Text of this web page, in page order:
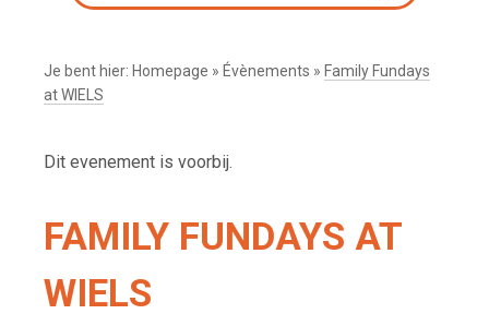
Je bent hier: Homepage » Évènements » Family Fundays
at WIELS
Dit evenement is voorbij.
FAMILY FUNDAYS AT
WIELS